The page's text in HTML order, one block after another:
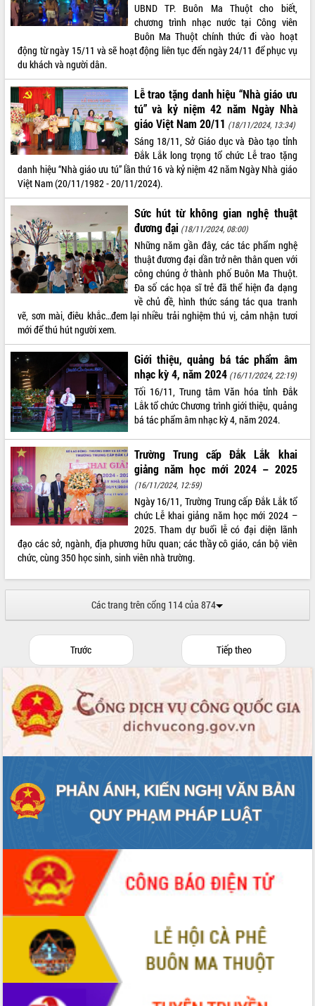
THỐNG KÊ TRUY CẬP
Hôm nay: 14863
Tất cả: 65991005
UBND TP. Buôn Ma Thuột cho biết,
chương trình nhạc nước tại Công viên
Buôn Ma Thuột chính thức đi vào hoạt
động từ ngày 15/11 và sẽ hoạt động liên tục đến ngày 24/11 để phục vụ
du khách và người dân.
Lễ trao tặng danh hiệu “Nhà giáo ưu
tú” và kỷ niệm 42 năm Ngày Nhà
giáo Việt Nam 20/11 (18/11/2024, 13:34)
Sáng 18/11, Sở Giáo dục và Đào tạo tỉnh
Đắk Lắk long trọng tổ chức Lễ trao tặng
danh hiệu “Nhà giáo ưu tú” lần thứ 16 và kỷ niệm 42 năm Ngày Nhà giáo
Việt Nam (20/11/1982 - 20/11/2024).
Sức hút từ không gian nghệ thuật
đương đại (18/11/2024, 08:00)
Những năm gần đây, các tác phẩm nghệ
thuật đương đại dần trở nên thân quen với
công chúng ở thành phố Buôn Ma Thuột.
Đa số các họa sĩ trẻ đã thể hiện đa dạng
về chủ đề, hình thức sáng tác qua tranh
vẽ, sơn mài, điêu khắc…đem lại nhiều trải nghiệm thú vị, cảm nhận tươi
mới để thú hút người xem.
Giới thiệu, quảng bá tác phẩm âm
nhạc kỳ 4, năm 2024 (16/11/2024, 22:19)
Tối 16/11, Trung tâm Văn hóa tỉnh Đắk
Lắk tổ chức Chương trình giới thiệu, quảng
bá tác phẩm âm nhạc kỳ 4, năm 2024.
Trường Trung cấp Đắk Lắk khai
giảng năm học mới 2024 – 2025
(16/11/2024, 12:59)
Ngày 16/11, Trường Trung cấp Đắk Lắk tổ
chức Lễ khai giảng năm học mới 2024 –
2025. Tham dự buổi lễ có đại diện lãnh
đạo các sở, ngành, địa phương hữu quan; các thầy cô giáo, cán bộ viên
chức, cùng 350 học sinh, sinh viên nhà trường.
Các trang trên cổng 114 của 874
Trước Tiếp theo